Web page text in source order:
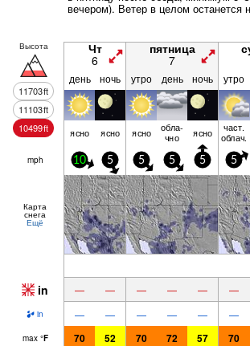
вечером). Ветер в целом останется
Высота
11703ft
11103ft
10499ft
Чт
6
пятница
7
день ночь утро день ночь утро
ясно ясно ясно обла­
чно ясно част.
облач.
mph 10 5 5 5 5 5
Карта
снега
Ещё
in — — — — — —
in — — — — — —
max °F 70 52 70 72 57 70